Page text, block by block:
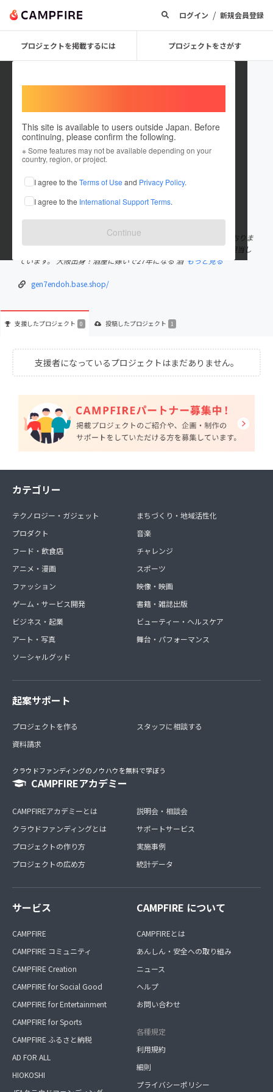
ログイン / 新規会員登録
プロジェクトを掲載するには プロジェクトをさがす
This site is available to users outside Japan. Before
continuing, please confirm the following.
※ Some features may not be available depending on your
country, region, or project.
I agree to the Terms of Use and Privacy Policy.
I agree to the International Support Terms.
Continue
源七 遠藤商店
これまでに1件のプロジェクトを投稿しています
在住国：日本 現在地：山形県
出身国：日本 出身地：山形県
プロジェクトオーナーは源七遠藤商店 代表「遠藤壽春」になっておりま
すが、クラウドファンディングの運営・発信は嫁の遠藤奈津子が担当し
ています。 大阪出身！酒屋に嫁いで27年になる 酒 もっと見る
gen7endoh.base.shop/
支援したプロジェクト 0 投稿したプロジェクト 1
支援者になっているプロジェクトはまだありません。
カテゴリー
テクノロジー・ガジェット
プロダクト
フード・飲食店
アニメ・漫画
ファッション
ゲーム・サービス開発
ビジネス・起業
アート・写真
ソーシャルグッド
まちづくり・地域活性化
音楽
チャレンジ
スポーツ
映像・映画
書籍・雑誌出版
ビューティー・ヘルスケア
舞台・パフォーマンス
起案サポート
プロジェクトを作る
資料請求
スタッフに相談する
クラウドファンディングのノウハウを無料で学ぼう
CAMPFIREアカデミー
CAMPFIREアカデミーとは
クラウドファンディングとは
プロジェクトの作り方
プロジェクトの広め方
説明会・相談会
サポートサービス
実施事例
統計データ
サービス
CAMPFIRE
CAMPFIRE コミュニティ
CAMPFIRE Creation
CAMPFIRE for Social Good
CAMPFIRE for Entertainment
CAMPFIRE for Sports
CAMPFIRE ふるさと納税
AD FOR ALL
HIOKOSHI
CAMPFIRE について
CAMPFIREとは
あんしん・安全への取り組み
ニュース
ヘルプ
お問い合わせ
各種規定
利用規約
細則
プライバシーポリシー